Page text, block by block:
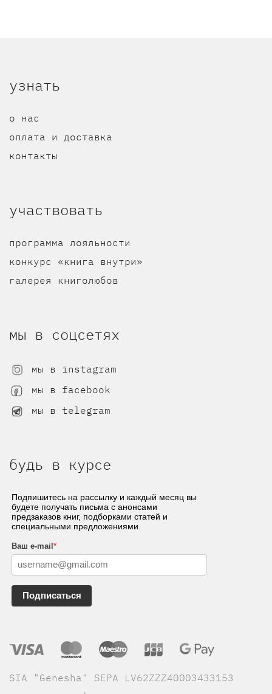
узнать
о нас
оплата и доставка
контакты
участвовать
программа лояльности
конкурс «книга внутри»
галерея книголюбов
мы в соцсетях
мы в instagram
мы в facebook
мы в telegram
будь в курсе
Подпишитесь на рассылку и каждый месяц вы
будете получать письма с анонсами
предзаказов книг, подборками статей и
специальными предложениями.
Ваш e-mail*
Подписаться
SIA "Genesha" SEPA LV62ZZZ40003433153